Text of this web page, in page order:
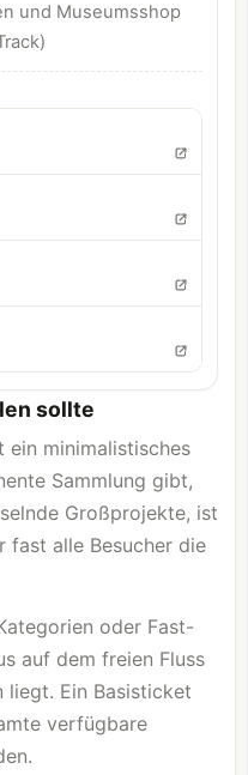
und Museumsshop
sollte
ein minimalistisches
Sammlung gibt,
Großprojekte, ist
fast alle Besucher die
oder Fast-
auf dem freien Fluss
liegt. Ein Basisticket
verfügbare